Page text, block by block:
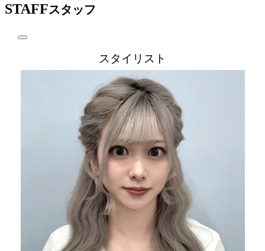
STAFFスタッフ
スタイリスト